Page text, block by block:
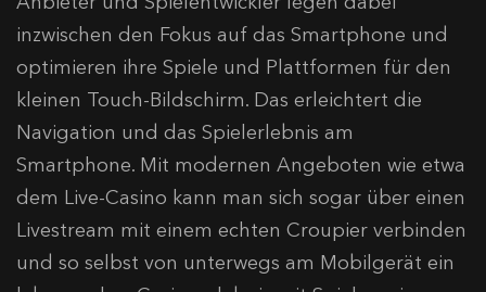
inzwischen den Fokus auf das Smartphone und
optimieren ihre Spiele und Plattformen für den
kleinen Touch-Bildschirm. Das erleichtert die
Navigation und das Spielerlebnis am
Smartphone. Mit modernen Angeboten wie etwa
dem Live-Casino kann man sich sogar über einen
Livestream mit einem echten Croupier verbinden
und so selbst von unterwegs am Mobilgerät ein